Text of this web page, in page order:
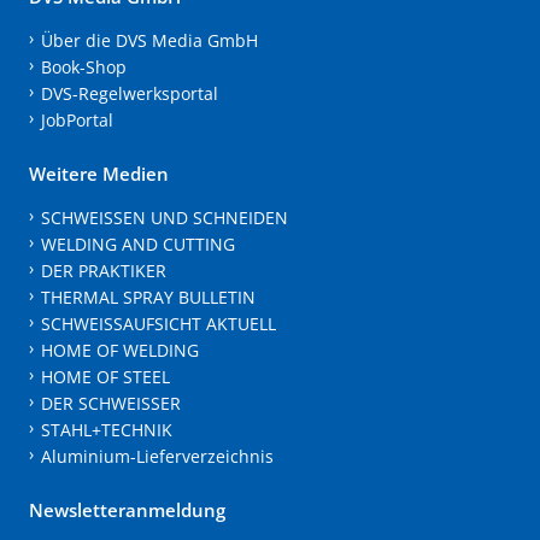
Über die DVS Media GmbH
Book-Shop
DVS-Regelwerksportal
JobPortal
Weitere Medien
SCHWEISSEN UND SCHNEIDEN
WELDING AND CUTTING
DER PRAKTIKER
THERMAL SPRAY BULLETIN
SCHWEISSAUFSICHT AKTUELL
HOME OF WELDING
HOME OF STEEL
DER SCHWEISSER
STAHL+TECHNIK
Aluminium-Lieferverzeichnis
Newsletteranmeldung